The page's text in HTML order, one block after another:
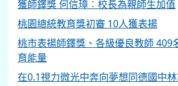
獲師鐸獎 何信璋︰校長為親師生加值
桃園總統教育獎初審 10人獲表揚
桃市表揚師鐸獎、各級優良教師 409
育能量
在0.1視力微光中奔向夢想同德國中